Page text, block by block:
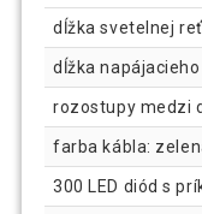
dĺžka svetelnej
dĺžka
rozostupy medzi
farba kábla:
300 LED diód s